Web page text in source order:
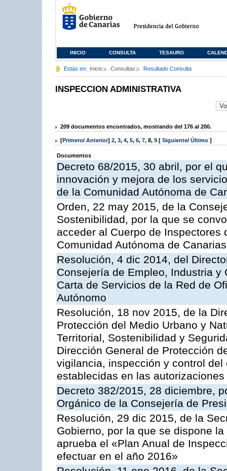
INICIO CONSULTA TESAURO
Estás en: Inicio Consultas Resultado Consulta
INSPECCION ADMINISTRATIVA
209 documentos encontrados, mostrando del 176 al 200.
[Primero/ Anterior] 2, 3, 4, 5, 6, 7, 8, 9 [ Siguiente/ Último ]
Documentos
Decreto 68/2015, 30 abril, por el
innovación y mejora de los
de la Comunidad Autónoma de
Orden, 22 may 2015, de la
Sostenibilidad, por la que se
acceder al Cuerpo de
Comunidad Autónoma de Canarias
Resolución, 4 dic 2014, del
Consejería de Empleo, Industria
Carta de Servicios de la Red de
Autónomo
Resolución, 18 nov 2015, de la
Protección del Medio Urbano y
Territorial, Sostenibilidad y
Dirección General de Protección
vigilancia, inspección y control
establecidas en las
Decreto 382/2015, 28 diciembre,
Orgánico de la Consejería de
Resolución, 29 dic 2015, de la
Gobierno, por la que se dispone
aprueba el «Plan Anual de
efectuar en el año 2016»